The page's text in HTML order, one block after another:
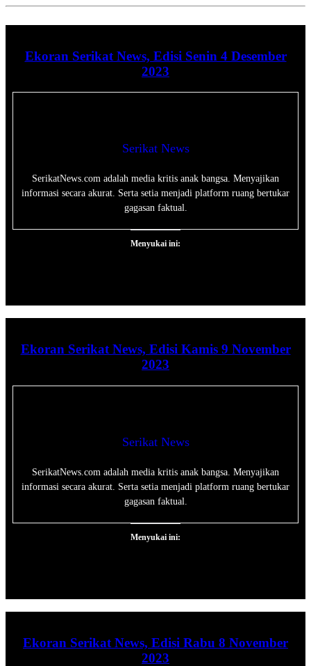
Ekoran Serikat News, Edisi Senin 4 Desember
2023
Serikat News
SerikatNews.com adalah media kritis anak bangsa. Menyajikan
informasi secara akurat. Serta setia menjadi platform ruang bertukar
gagasan faktual.
Menyukai ini:
Ekoran Serikat News, Edisi Kamis 9 November
2023
Serikat News
SerikatNews.com adalah media kritis anak bangsa. Menyajikan
informasi secara akurat. Serta setia menjadi platform ruang bertukar
gagasan faktual.
Menyukai ini:
Ekoran Serikat News, Edisi Rabu 8 November
2023